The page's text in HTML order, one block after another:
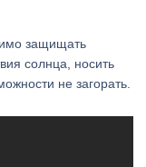
защищать
солнца, носить
не загорать.